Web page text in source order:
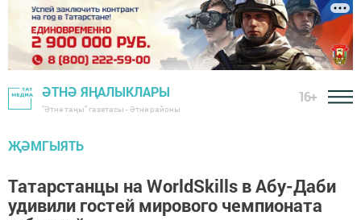
ӘТНӘ ЯҢАЛЫКЛАРЫ
"Әтнә таңы" газетасы - Әтнә районы
16+
ҖӘМГЫЯТЬ
Татарстанцы на WorldSkills в Абу-Даби
удивили гостей мирового чемпионата